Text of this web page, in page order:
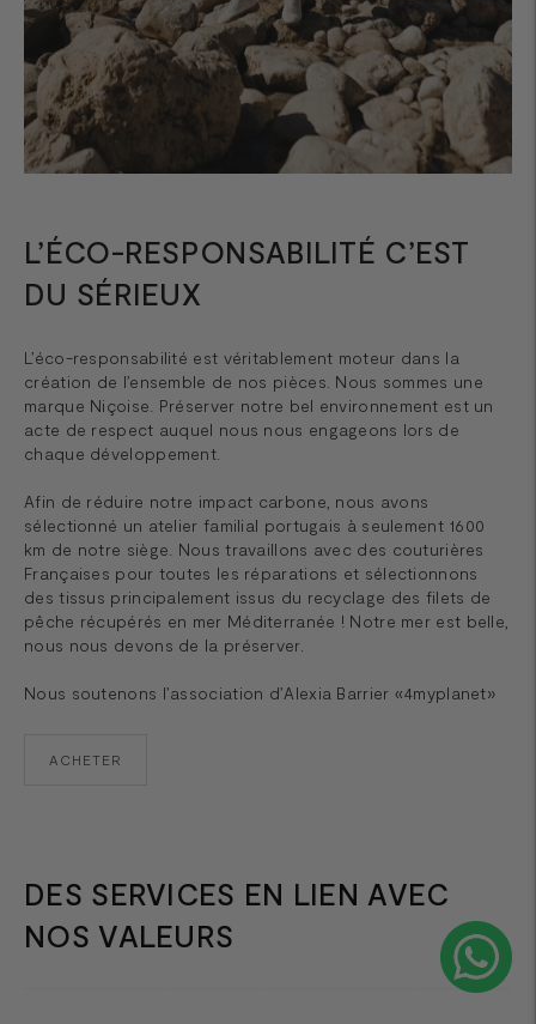
L’ÉCO-RESPONSABILITÉ C’EST
DU SÉRIEUX
L’éco-responsabilité est véritablement moteur dans la
création de l’ensemble de nos pièces. Nous sommes une
marque Niçoise. Préserver notre bel environnement est un
acte de respect auquel nous nous engageons lors de
chaque développement.
Afin de réduire notre impact carbone, nous avons
sélectionné un atelier familial portugais à seulement 1600
km de notre siège. Nous travaillons avec des couturières
Françaises pour toutes les réparations et sélectionnons
des tissus principalement issus du recyclage des filets de
pêche récupérés en mer Méditerranée ! Notre mer est belle,
nous nous devons de la préserver.
Nous soutenons l’association d’Alexia Barrier «4myplanet»
ACHETER
DES SERVICES EN LIEN AVEC
NOS VALEURS